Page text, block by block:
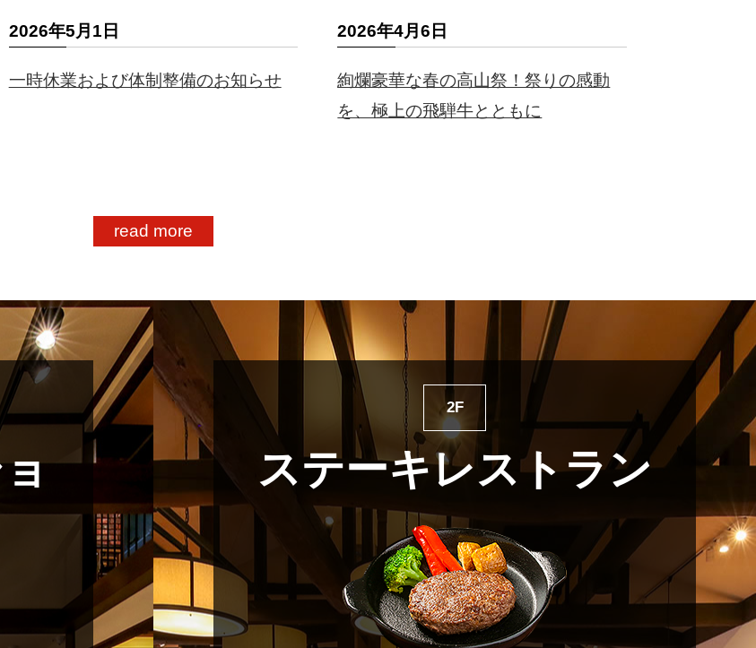
2026年5月1日
一時休業および体制整備のお知らせ
2026年4月6日
絢爛豪華な春の高山祭！祭りの感動
を、極上の飛騨牛とともに
read more
2F
ステーキレストラン